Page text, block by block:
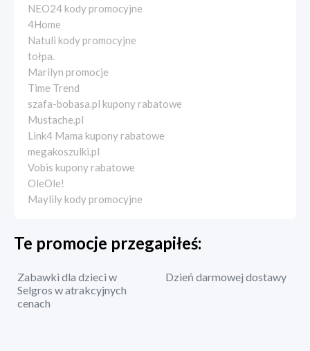
NEO24 kody promocyjne
4Home
Natuli kody promocyjne
tołpa.
Marilyn promocje
Time Trend
szafa-bobasa.pl kupony rabatowe
Mustache.pl
Link4 Mama kupony rabatowe
megakoszulki.pl
Vobis kupony rabatowe
OleOle!
Maylily kody promocyjne
Te promocje przegapiłeś:
Zabawki dla dzieci w
Selgros w atrakcyjnych
cenach
Dzień darmowej dostawy